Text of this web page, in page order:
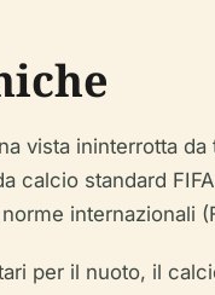
vista ininterrotta
calcio standard
internazionali
per il nuoto, il